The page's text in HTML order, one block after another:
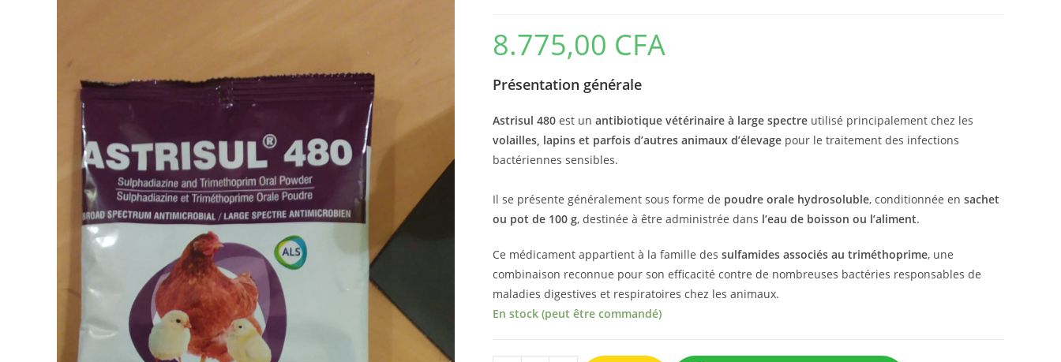
8.775,00 CFA
Présentation générale
Astrisul 480 est un antibiotique vétérinaire à large spectre utilisé principalement chez les
volailles, lapins et parfois d’autres animaux d’élevage pour le traitement des infections
bactériennes sensibles.
Il se présente généralement sous forme de poudre orale hydrosoluble, conditionnée en sachet
ou pot de 100 g, destinée à être administrée dans l’eau de boisson ou l’aliment.
Ce médicament appartient à la famille des sulfamides associés au triméthoprime, une
combinaison reconnue pour son efficacité contre de nombreuses bactéries responsables de
maladies digestives et respiratoires chez les animaux.
En stock (peut être commandé)